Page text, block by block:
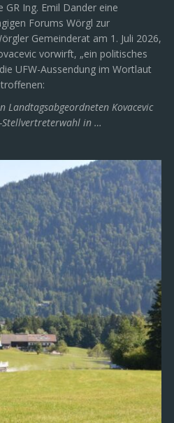
Ing. Emil Dander eine
Forums Wörgl zur
Gemeinderat am 1. Juli 2026,
vorwirft, „ein politisches
UFW-Aussendung im Wortlaut
Landtagsabgeordneten Kovacevic
in …